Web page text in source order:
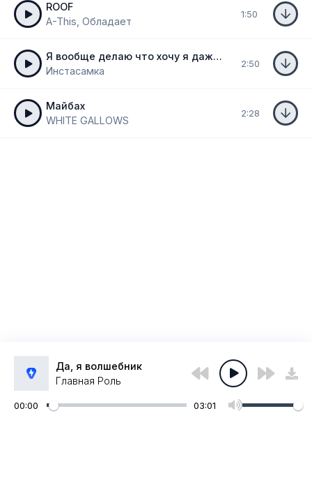
ROOF
A-This, Обладает
1:50
Я вообще делаю что хочу я даже за деньги не замолчу
Инстасамка
2:50
Майбах
WHITE GALLOWS
2:28
Да, я волшебник
Главная Роль
00:00 03:01